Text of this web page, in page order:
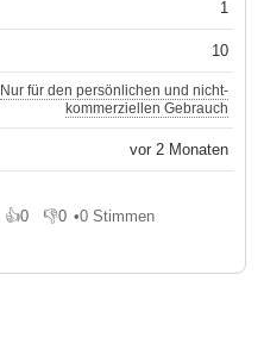
1
10
Nur für den persönlichen und nicht-
kommerziellen Gebrauch
vor 2 Monaten
👍0
Gefällt mir
👎0
Gefällt mir nicht
•0 Stimmen